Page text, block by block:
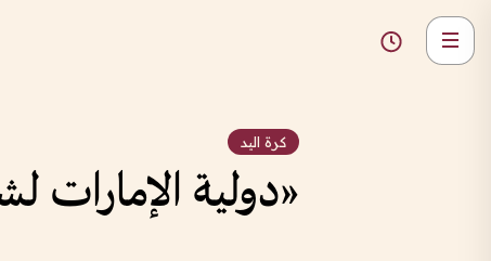
كرة اليد
«دولية الإمارات لشباب اليد»